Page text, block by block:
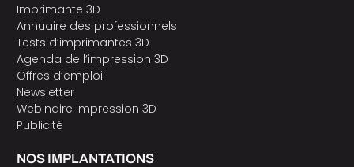
Imprimante 3D
Annuaire des professionnels
Tests d’imprimantes 3D
Agenda de l’impression 3D
Offres d’emploi
Newsletter
Webinaire impression 3D
Publicité
NOS IMPLANTATIONS